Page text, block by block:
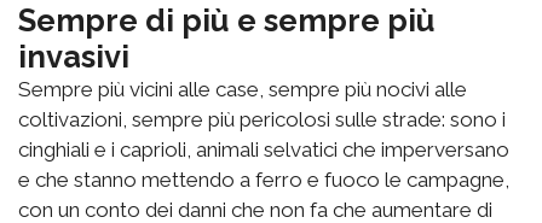
Sempre di più e sempre più
invasivi
Sempre più vicini alle case, sempre più nocivi alle
coltivazioni, sempre più pericolosi sulle strade: sono i
cinghiali e i caprioli, animali selvatici che imperversano
e che stanno mettendo a ferro e fuoco le campagne,
con un conto dei danni che non fa che aumentare di